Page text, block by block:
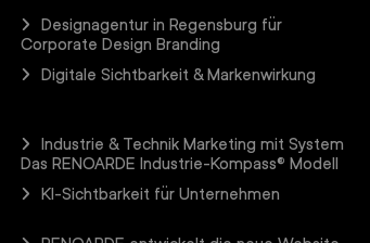
Designagentur in Regensburg für
Corporate Design Branding
Digitale Sichtbarkeit & Markenwirkung
Industrie & Technik Marketing mit System
Das RENOARDE Industrie-Kompass® Modell
KI-Sichtbarkeit für Unternehmen